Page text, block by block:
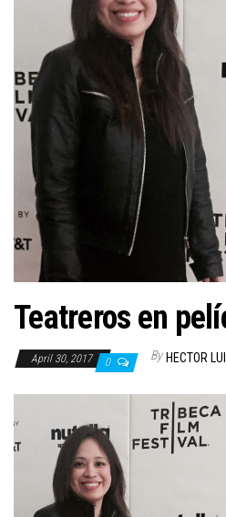
Teatreros en
April 30, 2017 0 By HECTOR